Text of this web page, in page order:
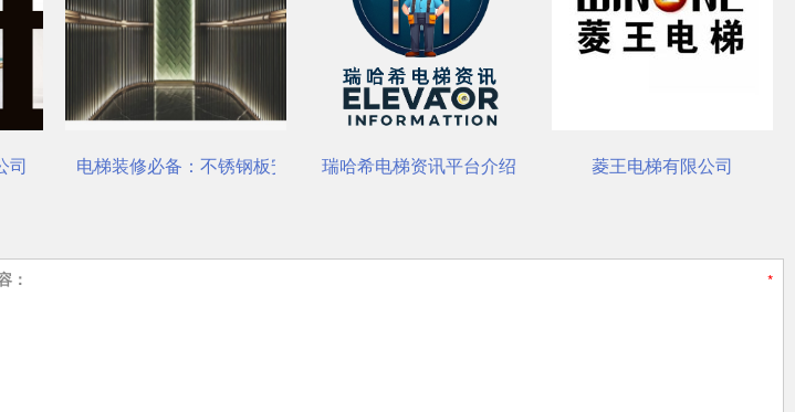
司，一站式选材中心 | 电梯装饰
电梯装修必备：不锈钢板安装与养护要点瑞哈希电梯资讯平台介绍 菱王电梯有限公司
：